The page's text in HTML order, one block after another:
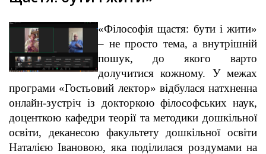
«Філософія щастя: бути і жити»
– не просто тема, а внутрішній
пошук, до якого варто
долучитися кожному. У межах
програми «Гостьовий лектор» відбулася натхненна
онлайн-зустріч із докторкою філософських наук,
доценткою кафедри теорії та методики дошкільної
освіти, деканесою факультету дошкільної освіти
Наталією Івановою, яка поділилася роздумами на